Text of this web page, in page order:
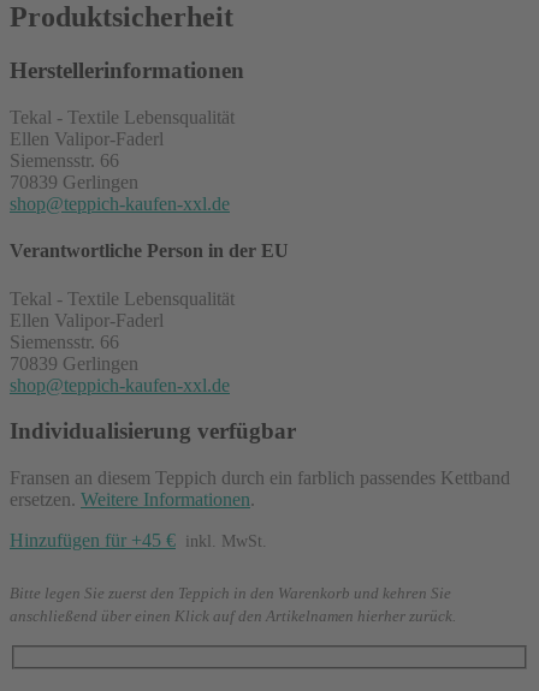
Produktsicherheit
Herstellerinformationen
Tekal - Textile Lebensqualität
Ellen Valipor-Faderl
Siemensstr. 66
70839 Gerlingen
shop@teppich-kaufen-xxl.de
Verantwortliche Person in der EU
Tekal - Textile Lebensqualität
Ellen Valipor-Faderl
Siemensstr. 66
70839 Gerlingen
shop@teppich-kaufen-xxl.de
Individualisierung verfügbar
Fransen an diesem Teppich durch ein farblich passendes Kettband
ersetzen. Weitere Informationen.
Hinzufügen für +45 € inkl. MwSt.
Bitte legen Sie zuerst den Teppich in den Warenkorb und kehren Sie
anschließend über einen Klick auf den Artikelnamen hierher zurück.